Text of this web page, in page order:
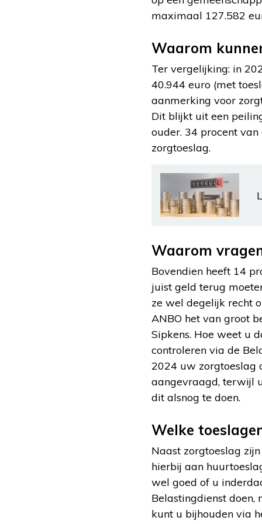
maximaal 127.582
Waarom
Ter vergelijking: in
40.944 euro (met
aanmerking voor
Dit blijkt uit een
ouder. 34 procent
zorgtoeslag.
Waarom
Bovendien heeft 14
juist geld terug
ze wel degelijk recht
ANBO het van groot
Sipkens. Hoe weet u
controleren via de
2024 uw zorgtoeslag
aangevraagd, terwijl
dit alsnog te doen.
Welke
Naast zorgtoeslag
hierbij aan
wel goed of u
Belastingdienst doen,
kunt u bijhouden via